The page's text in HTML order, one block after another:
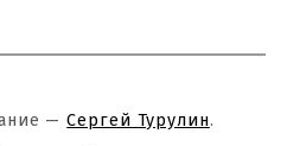
—Сергей Турулин.